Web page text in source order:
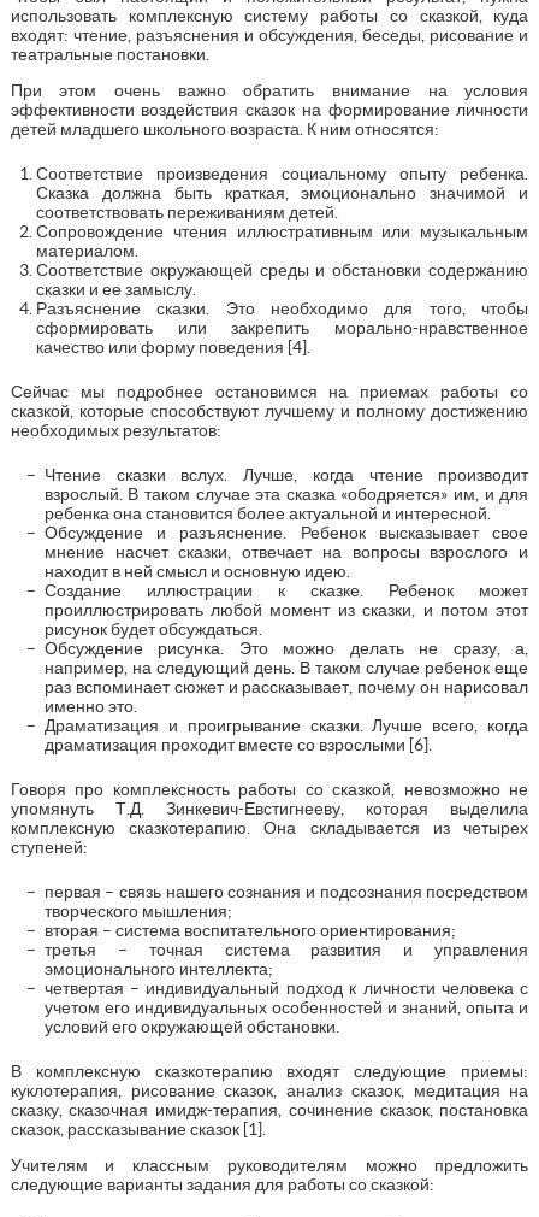
использовать комплексную систему работы со сказкой, куда
входят: чтение, разъяснения и обсуждения, беседы, рисование и
театральные постановки.
При этом очень важно обратить внимание на условия
эффективности воздействия сказок на формирование личности
детей младшего школьного возраста. К ним относятся:
Соответствие произведения социальному опыту ребенка.
Сказка должна быть краткая, эмоционально значимой и
соответствовать переживаниям детей.
Сопровождение чтения иллюстративным или музыкальным
материалом.
Соответствие окружающей среды и обстановки содержанию
сказки и ее замыслу.
Разъяснение сказки. Это необходимо для того, чтобы
сформировать или закрепить морально-нравственное
качество или форму поведения [4].
Сейчас мы подробнее остановимся на приемах работы со
сказкой, которые способствуют лучшему и полному достижению
необходимых результатов:
Чтение сказки вслух. Лучше, когда чтение производит
взрослый. В таком случае эта сказка «ободряется» им, и для
ребенка она становится более актуальной и интересной.
Обсуждение и разъяснение. Ребенок высказывает свое
мнение насчет сказки, отвечает на вопросы взрослого и
находит в ней смысл и основную идею.
Создание иллюстрации к сказке. Ребенок может
проиллюстрировать любой момент из сказки, и потом этот
рисунок будет обсуждаться.
Обсуждение рисунка. Это можно делать не сразу, а,
например, на следующий день. В таком случае ребенок еще
раз вспоминает сюжет и рассказывает, почему он нарисовал
именно это.
Драматизация и проигрывание сказки. Лучше всего, когда
драматизация проходит вместе со взрослыми [6].
Говоря про комплексность работы со сказкой, невозможно не
упомянуть Т.Д. Зинкевич-Евстигнееву, которая выделила
комплексную сказкотерапию. Она складывается из четырех
ступеней:
первая – связь нашего сознания и подсознания посредством
творческого мышления;
вторая – система воспитательного ориентирования;
третья – точная система развития и управления
эмоционального интеллекта;
четвертая – индивидуальный подход к личности человека с
учетом его индивидуальных особенностей и знаний, опыта и
условий его окружающей обстановки.
В комплексную сказкотерапию входят следующие приемы:
куклотерапия, рисование сказок, анализ сказок, медитация на
сказку, сказочная имидж-терапия, сочинение сказок, постановка
сказок, рассказывание сказок [1].
Учителям и классным руководителям можно предложить
следующие варианты задания для работы со сказкой: